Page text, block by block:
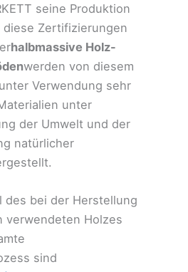
seine Produktion
Zertifizierungen
halbmassive Holz-
werden von diesem
Verwendung sehr
unter
der Umwelt und der
natürlicher
des bei der Herstellung
verwendeten Holzes
sind